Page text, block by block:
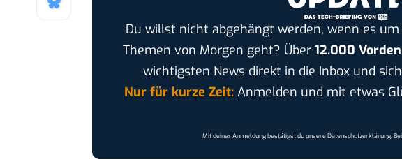
Du willst nicht abgehängt werden, wenn es um
Themen von Morgen geht? Über 12.000
wichtigsten News direkt in die Inbox und
Nur für kurze Zeit:Anmelden und mit etwas
Mit deiner Anmeldung bestätigst du unsereDatenschutzerklärung.